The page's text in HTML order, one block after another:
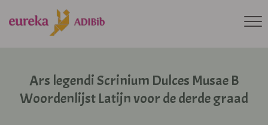
Ars legendi Scrinium Dulces Musae B
Woordenlijst Latijn voor de derde graad